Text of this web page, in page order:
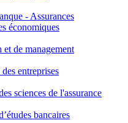
- Assurances
économiques
et de management
entreprises
sciences de l'assurance
bancaires